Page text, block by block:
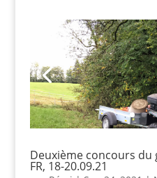
Deuxième concours
FR, 18-20.09.21